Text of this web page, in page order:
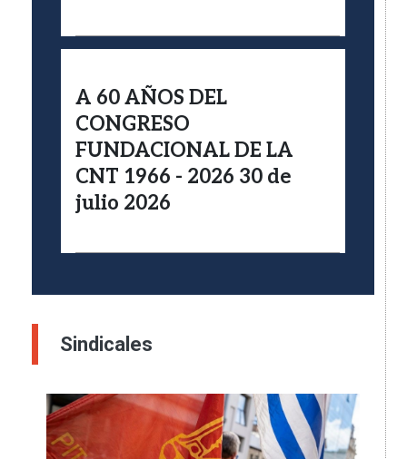
A 60 AÑOS DEL
CONGRESO
FUNDACIONAL DE LA
CNT 1966 - 2026 30 de
julio 2026
Sindicales
Imagen